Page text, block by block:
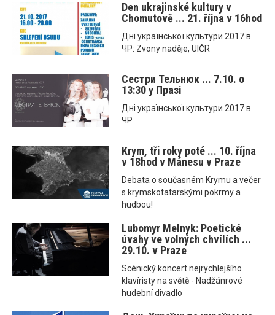
Den ukrajinské kultury v
Chomutově ... 21. října v 16hod
Днi української культури 2017 в
ЧР: Zvony naděje, UIČR
Сестри Тельнюк ... 7.10. o
13:30 у Празі
Днi української культури 2017 в
ЧР
Krym, tři roky poté ... 10. října
v 18hod v Mánesu v Praze
Debata o současném Krymu a večer
s krymskotatarskými pokrmy a
hudbou!
Lubomyr Melnyk: Poetické
úvahy ve volných chvílích ...
29.10. v Praze
Scénický koncert nejrychlejšího
klavíristy na světě - Nadžánrové
hudební divadlo